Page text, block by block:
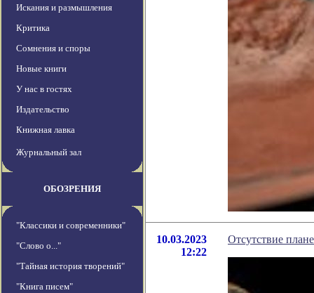
Искания и размышления
Критика
Сомнения и споры
Новые книги
У нас в гостях
Издательство
Книжная лавка
Журнальный зал
ОБОЗРЕНИЯ
"Классики и современники"
"Слово о..."
"Тайная история творений"
"Книга писем"
10.03.2023
12:22
Отсутствие